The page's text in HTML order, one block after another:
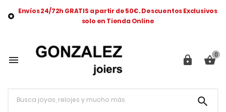

Envíos 24/72h GRATIS a partir de 50€. Descuentos Exclusivos
solo en Tienda Online
  0
